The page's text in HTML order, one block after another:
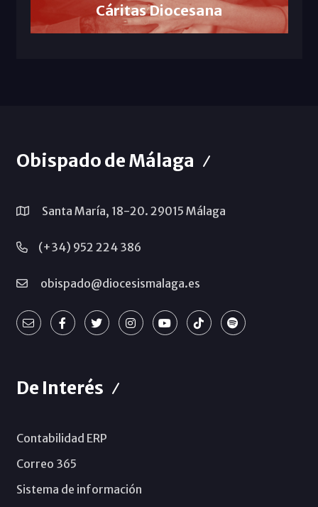
Cáritas Diocesana
Obispado de Málaga
Santa María, 18-20. 29015 Málaga
(+34) 952 224 386
obispado@diocesismalaga.es
De Interés
Contabilidad ERP
Correo 365
Sistema de información